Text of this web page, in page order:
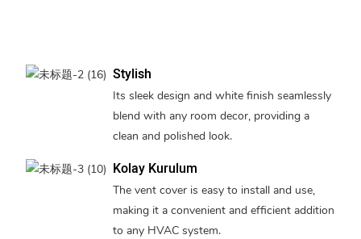
Stylish
Its sleek design and white finish seamlessly
blend with any room decor, providing a
clean and polished look.
Kolay Kurulum
The vent cover is easy to install and use,
making it a convenient and efficient addition
to any HVAC system.